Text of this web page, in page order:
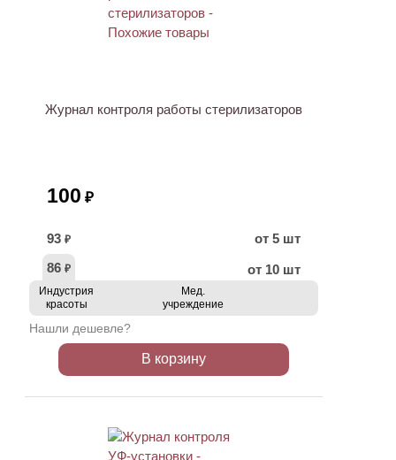
Журнал контроля работы стерилизаторов
100 ₽
93 ₽
от 5 шт
86 ₽ от 10 шт
Индустрия
красоты
Мед.
учреждение
Нашли дешевле?
В корзину